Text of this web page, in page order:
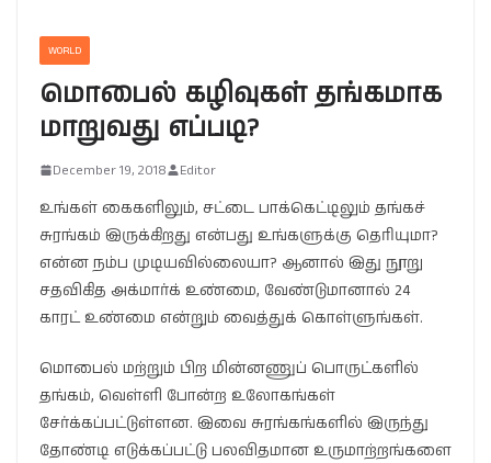
WORLD
மொபைல் கழிவுகள் தங்கமாக
மாறுவது எப்படி?
December 19, 2018 Editor
உங்கள் கைகளிலும், சட்டை பாக்கெட்டிலும் தங்கச்
சுரங்கம் இருக்கிறது என்பது உங்களுக்கு தெரியுமா?
என்ன நம்ப முடியவில்லையா? ஆனால் இது நூறு
சதவிகித அக்மார்க் உண்மை, வேண்டுமானால் 24
காரட் உண்மை என்றும் வைத்துக் கொள்ளுங்கள்.
மொபைல் மற்றும் பிற மின்னணுப் பொருட்களில்
தங்கம், வெள்ளி போன்ற உலோகங்கள்
சேர்க்கப்பட்டுள்ளன. இவை சுரங்கங்களில் இருந்து
தோண்டி எடுக்கப்பட்டு பலவிதமான உருமாற்றங்களை